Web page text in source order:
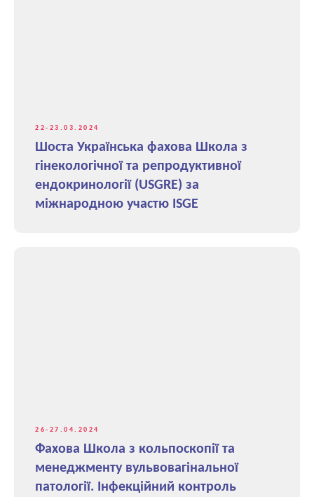
22-23.03.2024
Шоста Українська фахова Школа з
гінекологічної та репродуктивної
ендокринології (USGRE) за
міжнародною участю ISGE
26-27.04.2024
Фахова Школа з кольпоскопії та
менеджменту вульвовагінальної
патології. Інфекційний контроль